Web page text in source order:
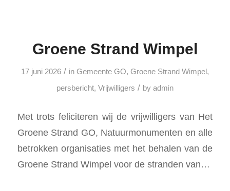
Groene Strand Wimpel
17 juni 2026 / in Gemeente GO, Groene Strand Wimpel ,
persbericht, Vrijwilligers / by admin
Met trots feliciteren wij de vrijwilligers van Het
Groene Strand GO, Natuurmonumenten en alle
betrokken organisaties met het behalen van de
Groene Strand Wimpel voor de stranden van…